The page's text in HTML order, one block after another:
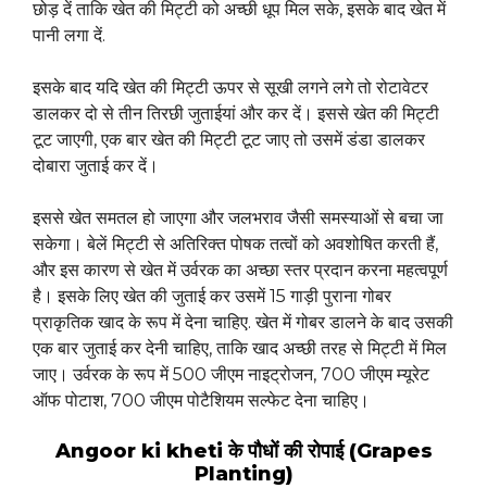
छोड़ दें ताकि खेत की मिट्टी को अच्छी धूप मिल सके, इसके बाद खेत में
पानी लगा दें.
इसके बाद यदि खेत की मिट्टी ऊपर से सूखी लगने लगे तो रोटावेटर
डालकर दो से तीन तिरछी जुताईयां और कर दें। इससे खेत की मिट्टी
टूट जाएगी, एक बार खेत की मिट्टी टूट जाए तो उसमें डंडा डालकर
दोबारा जुताई कर दें।
इससे खेत समतल हो जाएगा और जलभराव जैसी समस्याओं से बचा जा
सकेगा। बेलें मिट्टी से अतिरिक्त पोषक तत्वों को अवशोषित करती हैं,
और इस कारण से खेत में उर्वरक का अच्छा स्तर प्रदान करना महत्वपूर्ण
है। इसके लिए खेत की जुताई कर उसमें 15 गाड़ी पुराना गोबर
प्राकृतिक खाद के रूप में देना चाहिए. खेत में गोबर डालने के बाद उसकी
एक बार जुताई कर देनी चाहिए, ताकि खाद अच्छी तरह से मिट्टी में मिल
जाए। उर्वरक के रूप में 500 जीएम नाइट्रोजन, 700 जीएम म्यूरेट
ऑफ पोटाश, 700 जीएम पोटैशियम सल्फेट देना चाहिए।
Angoor ki kheti के पौधों की रोपाई (Grapes
Planting)